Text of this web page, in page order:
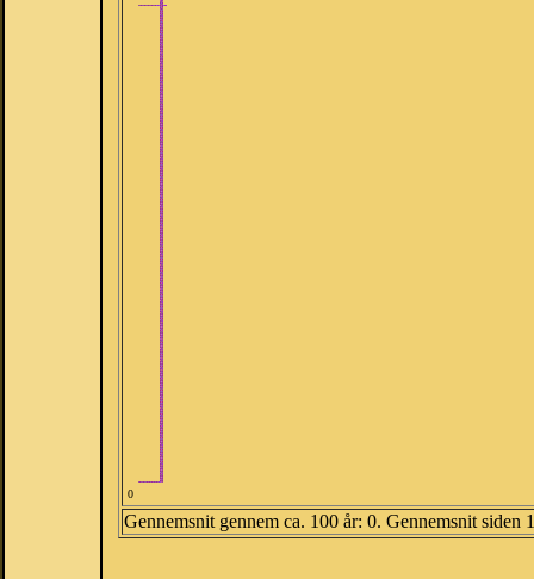
0
Gennemsnit gennem ca. 100 år: 0. Gennemsnit siden